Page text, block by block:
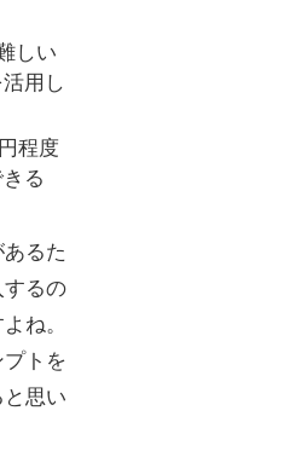
しい
用し
程度
る
るた
するの
ね。
トを
思い